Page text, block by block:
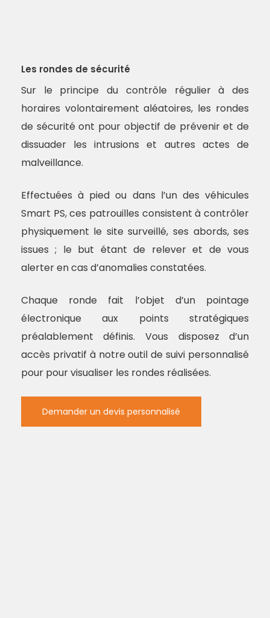
Les rondes de sécurité
Sur le principe du contrôle régulier à des
horaires volontairement aléatoires, les rondes
de sécurité ont pour objectif de prévenir et de
dissuader les intrusions et autres actes de
malveillance.
Effectuées à pied ou dans l’un des véhicules
Smart PS, ces patrouilles consistent à contrôler
physiquement le site surveillé, ses abords, ses
issues ; le but étant de relever et de vous
alerter en cas d’anomalies constatées.
Chaque ronde fait l’objet d’un pointage
électronique aux points stratégiques
préalablement définis. Vous disposez d’un
accès privatif à notre outil de suivi personnalisé
pour pour visualiser les rondes réalisées.
Demander un devis personnalisé